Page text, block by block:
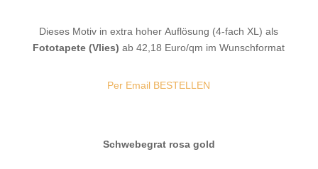
Dieses Motiv in extra hoher Auflösung (4-fach XL) als
Fototapete (Vlies)ab 42,18 Euro/qm im Wunschformat
Per Email BESTELLEN
Schwebegrat rosa gold